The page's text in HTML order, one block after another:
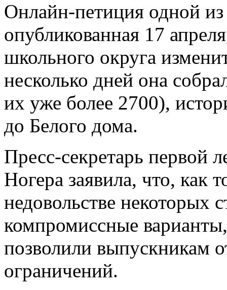
Онлайн-петиция одной
опубликованная 17
школьного округа
несколько дней она
их уже более 2700),
до Белого дома.
Пресс-секретарь первой
Ногера заявила, что, как
недовольстве некоторых
компромиссные
позволили выпускникам
ограничений.